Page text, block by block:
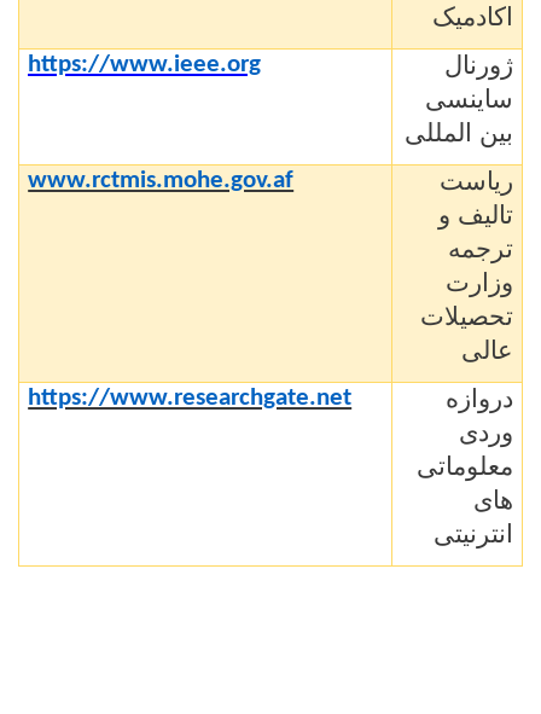
اکادمیک
https://www.ieee.org
ژورنال
ساینسی
بین المللی
www.rctmis.mohe.gov.af
ریاست
تالیف و
ترجمه
وزارت
تحصیلات
عالی
https://www.researchgate.net
دروازه
وردی
معلوماتی
های
انترنیتی